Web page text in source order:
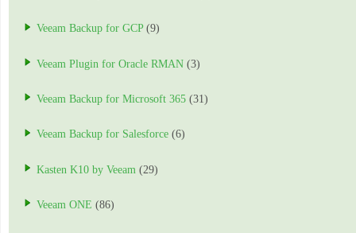
Veeam Backup for GCP(9)
Veeam Plugin for Oracle RMAN (3)
Veeam Backup for Microsoft 365 (31)
Veeam Backup for Salesforce (6)
Kasten K10 by Veeam (29)
Veeam ONE (86)